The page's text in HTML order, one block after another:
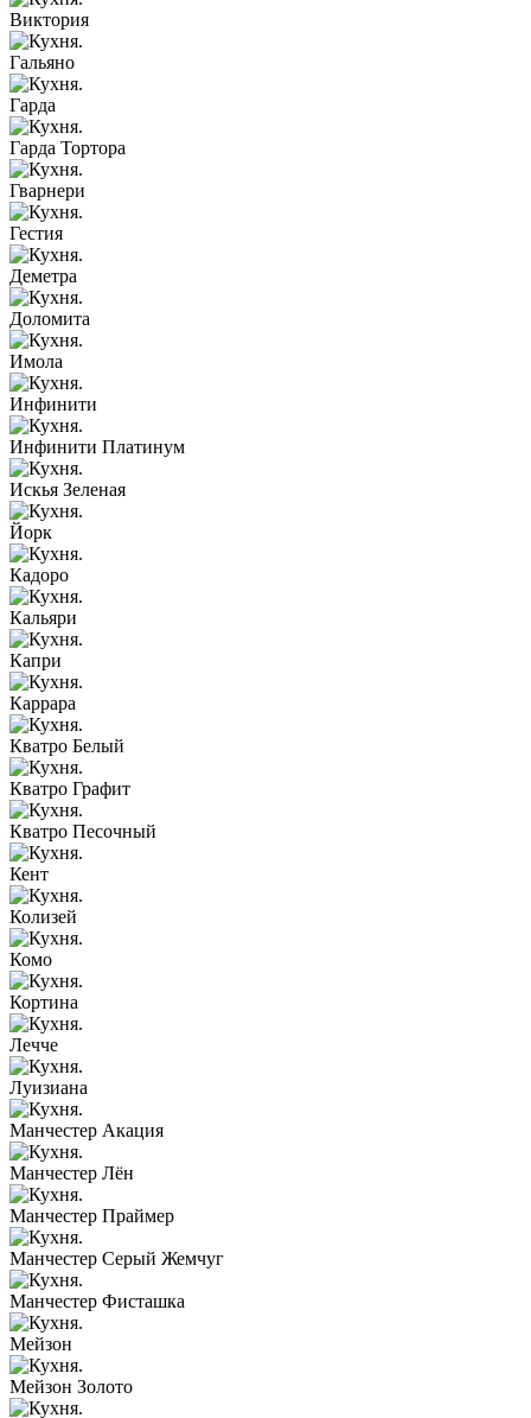
Виктория
Гальяно
Гарда
Гарда Тортора
Гварнери
Гестия
Деметра
Доломита
Имола
Инфинити
Инфинити Платинум
Искья Зеленая
Йорк
Кадоро
Кальяри
Капри
Каррара
Кватро Белый
Кватро Графит
Кватро Песочный
Кент
Колизей
Комо
Кортина
Лечче
Луизиана
Манчестер Акация
Манчестер Лён
Манчестер Праймер
Манчестер Серый Жемчуг
Манчестер Фисташка
Мейзон
Мейзон Золото